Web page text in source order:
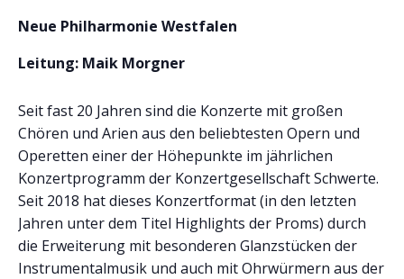
Neue Philharmonie Westfalen
Leitung: Maik Morgner
Seit fast 20 Jahren sind die Konzerte mit großen
Chören und Arien aus den beliebtesten Opern und
Operetten einer der Höhepunkte im jährlichen
Konzertprogramm der Konzertgesellschaft Schwerte.
Seit 2018 hat dieses Konzertformat (in den letzten
Jahren unter dem Titel Highlights der Proms) durch
die Erweiterung mit besonderen Glanzstücken der
Instrumentalmusik und auch mit Ohrwürmern aus der